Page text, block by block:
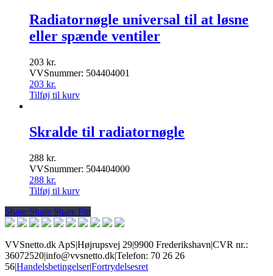
Radiatornøgle universal til at løsne
eller spænde ventiler
203 kr.
VVSnummer: 504404001
203 kr.
Tilføj til kurv
Skralde til radiatornøgle
288 kr.
VVSnummer: 504404000
288 kr.
Tilføj til kurv
Share
Share Share Share Pin
VVSnetto.dk ApS|Højrupsvej 29|9900 Frederikshavn|CVR nr.:
36072520|info@vvsnetto.dk|Telefon: 70 26 26
56|Handelsbetingelser|Fortrydelsesret